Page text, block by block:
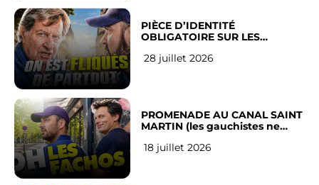
PIÈCE D’IDENTITÉ
OBLIGATOIRE SUR LES
Français
28 juillet 2026
PROMENADE AU CANAL SAINT
MARTIN (les gauchistes ne
18 juillet 2026